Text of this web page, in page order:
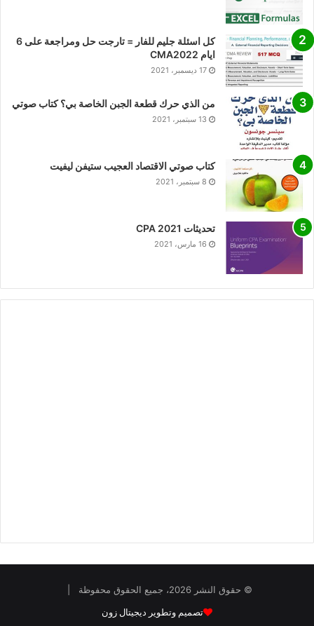
كل اسئلة جليم للفار = تارجت حل ومراجعة على 6
ايام CMA2022
17 ديسمبر، 2021
من الذي حرك قطعة الجبن الخاصة بي؟ كتاب صوتي
13 سبتمبر، 2021
كتاب صوتي الاقتصاد العجيب ستيفن ليفيت
8 سبتمبر، 2021
تحديثات CPA 2021
16 مارس، 2021
© حقوق النشر 2026، جميع الحقوق محفوظة |
تصميم وتطوير ديجيتال زون